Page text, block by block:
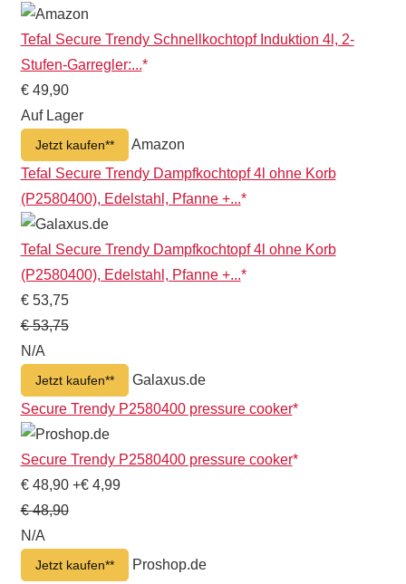
Tefal Secure Trendy Schnellkochtopf Induktion 4l, 2-
Stufen-Garregler:...
€ 49,90
Auf Lager
Jetzt kaufen*
Amazon
Tefal Secure Trendy Dampfkochtopf 4l ohne Korb
(P2580400), Edelstahl, Pfanne +...
Tefal Secure Trendy Dampfkochtopf 4l ohne Korb
(P2580400), Edelstahl, Pfanne +...
€ 53,75
€ 53,75
N/A
Jetzt kaufen*
Galaxus.de
Secure Trendy P2580400 pressure cooker
Secure Trendy P2580400 pressure cooker
€ 48,90 +€ 4,99
€ 48,90
N/A
Jetzt kaufen*
Proshop.de